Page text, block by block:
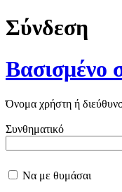
Σύνδεση
Βασισμένο
Όνομα χρήστη ή
Συνθηματικό
Να με θυμάσαι